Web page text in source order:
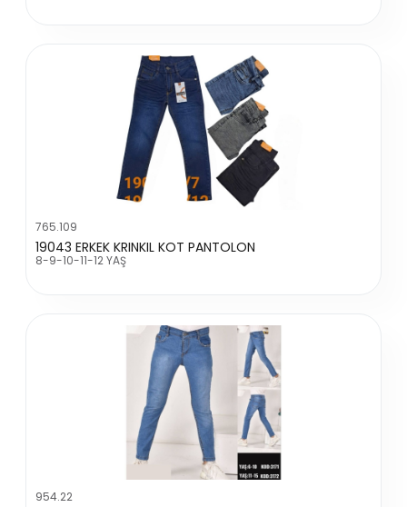
765.109
19043 ERKEK KRINKIL KOT PANTOLON
8-9-10-11-12 YAŞ
954.22